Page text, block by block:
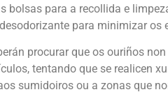
bolsas para a recollida e
para minimizar os
procurar que os ouriños
tentando que se realicen
sumidoiros ou a zonas que